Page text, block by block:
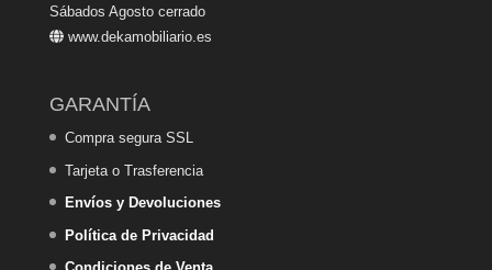
Sábados Agosto cerrado
www.dekamobiliario.es
GARANTÍA
Compra segura SSL
Tarjeta o Trasferencia
Envíos y Devoluciones
Política de Privacidad